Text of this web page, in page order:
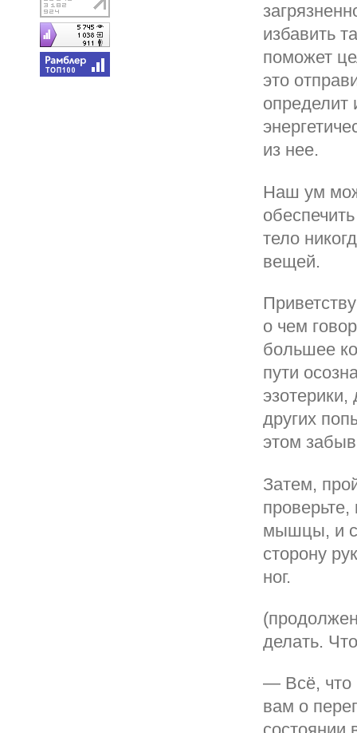
избавить
поможет
это
определит
из нее.
Наш ум
тело
вещей.
о чем
большее
пути
других
этом
Затем,
мышцы, и
сторону
ног.
делать.
— Всё, что
вам о